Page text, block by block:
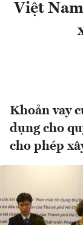
Việt
Khoản vay
dụng cho
cho phép